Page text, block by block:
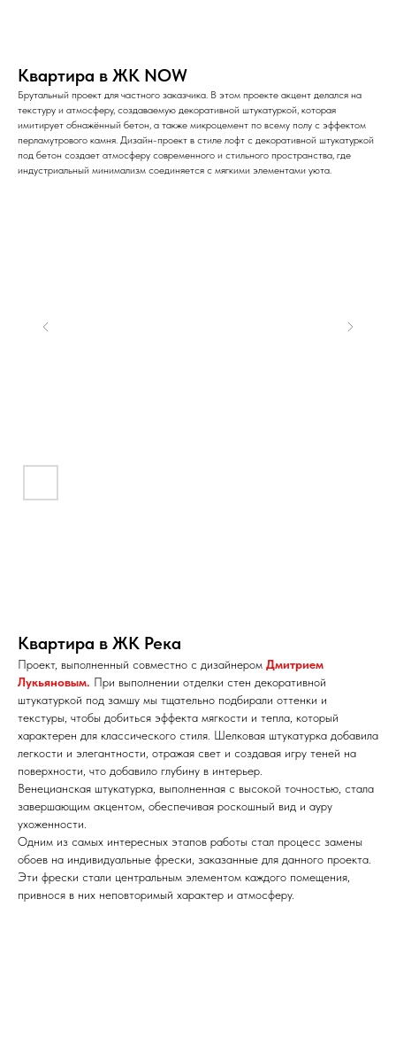
Квартира в ЖК NOW
Брутальный проект для частного заказчика. В этом проекте акцент делался на
текстуру и атмосферу, создаваемую декоративной штукатуркой, которая
имитирует обнажённый бетон, а также микроцемент по всему полу с эффектом
перламутрового камня. Дизайн-проект в стиле лофт с декоративной штукатуркой
под бетон создает атмосферу современного и стильного пространства, где
индустриальный минимализм соединяется с мягкими элементами уюта.
Квартира в ЖК Река
Проект, выполненный совместно с дизайнером Дмитрием
Лукьяновым. При выполнении отделки стен декоративной
штукатуркой под замшу мы тщательно подбирали оттенки и
текстуры, чтобы добиться эффекта мягкости и тепла, который
характерен для классического стиля. Шелковая штукатурка добавила
легкости и элегантности, отражая свет и создавая игру теней на
поверхности, что добавило глубину в интерьер.
Венецианская штукатурка, выполненная с высокой точностью, стала
завершающим акцентом, обеспечивая роскошный вид и ауру
ухоженности.
Одним из самых интересных этапов работы стал процесс замены
обоев на индивидуальные фрески, заказанные для данного проекта.
Эти фрески стали центральным элементом каждого помещения,
привнося в них неповторимый характер и атмосферу.